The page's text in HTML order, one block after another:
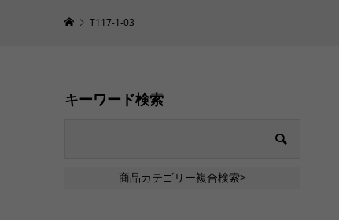
T117-1-03
キーワード検索
商品カテゴリー複合検索>